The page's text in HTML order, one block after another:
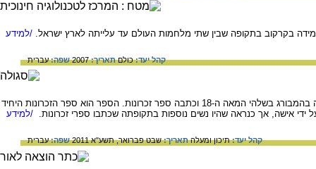
בקרקוב בתקופה שבין שתי מלחמות העולם עד עלייתה לארץ ישראל. /למידע
קהל יעד:כולםתאריך:2007 שפה:עברית
סיפורה של גליקל מהמלין, אשת עסקים שחיה בהמבורג בשלהי המאה ה-18 וכתבה ספר זכרונות. הספר הוא ספר הזכרונות היחיד
אישה, אך כנראה שהיו נשים נוספות בתקופתה שכתבו ספרי זכרונות. /למידע
קהל יעד:תיכון ומעלהתאריך:שבט פברואר, תשע"א 2011 שפה:עברית